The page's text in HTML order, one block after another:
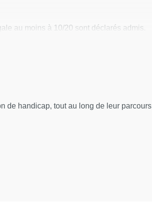
:
au moins à 10/20 sont déclarés admis.
de handicap, tout au long de leur parcours